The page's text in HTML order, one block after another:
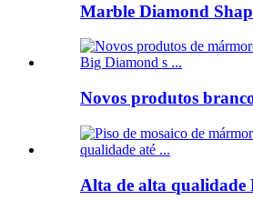
Marble Diamond
Novos produtos
Alta de alta qualidade